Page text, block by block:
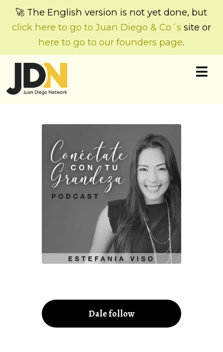
🚀 The English version is not yet done, but
click here to go to Juan Diego & Co´s site or
here to go to our founders page.
Dale follow